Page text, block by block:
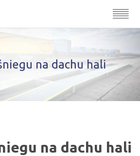
na dachu hali
na dachu hali